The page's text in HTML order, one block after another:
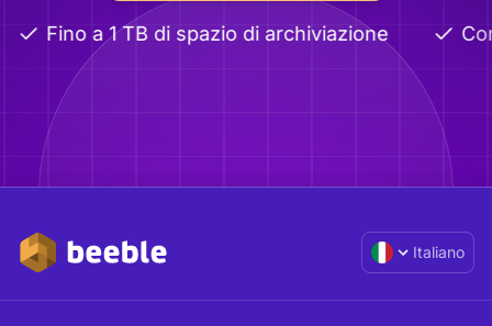
Fino a 1 TB di spazio di archiviazione
Italiano